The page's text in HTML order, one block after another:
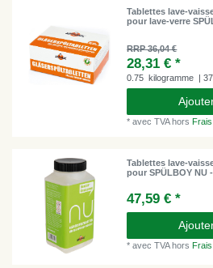
Tablettes lave-
pour lave-verre
RRP 36,04 €
28,31 € *
0.75 kilogramme |
*avec TVAhors
Tablettes lave-
pour SPÜLBOY NU
47,59 € *
*avec TVAhors